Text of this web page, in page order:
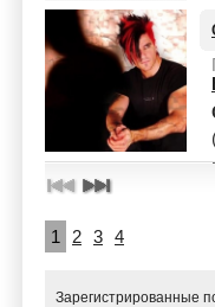
1 2 3 4
Зарегистрированные